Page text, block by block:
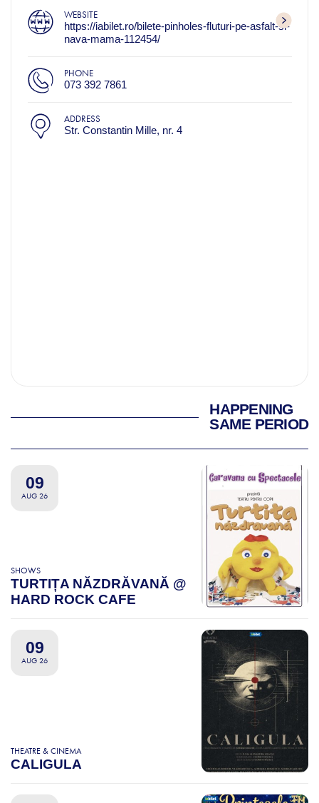
WEBSITE
https://iabilet.ro/bilete-pinholes-fluturi-pe-asfalt-si-
nava-mama-112454/
PHONE
073 392 7861
ADDRESS
Str. Constantin Mille, nr. 4
HAPPENING
SAME PERIOD
09
AUG 26
SHOWS
TURTIȚA NĂZDRĂVANĂ @
HARD ROCK CAFE
09
AUG 26
THEATRE & CINEMA
CALIGULA